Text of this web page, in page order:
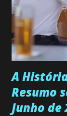
muito madura
empática.
teimosa e muito
Durante um
A
Resumo
Junho de